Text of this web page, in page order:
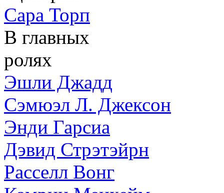
Сара Торп
В главных
ролях
Эшли Джадд
Сэмюэл Л. Джексон
Энди Гарсиа
Дэвид Стрэтэйрн
Расселл Вонг